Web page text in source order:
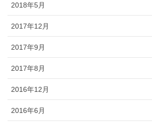
2018年5月
2017年12月
2017年9月
2017年8月
2016年12月
2016年6月